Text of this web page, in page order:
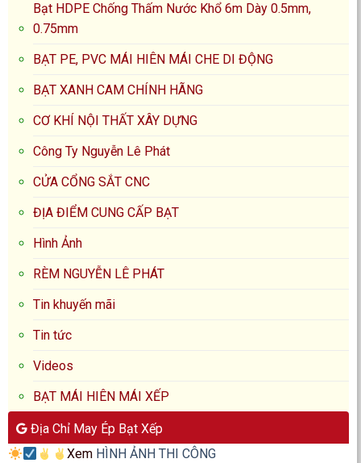
Bạt HDPE Chống Thấm Nước Khổ 6m Dày 0.5mm,
0.75mm
BẠT PE, PVC MÁI HIÊN MÁI CHE DI ĐỘNG
BẠT XANH CAM CHÍNH HÃNG
CƠ KHÍ NỘI THẤT XÂY DỰNG
Công Ty Nguyễn Lê Phát
CỬA CỔNG SẮT CNC
ĐỊA ĐIỂM CUNG CẤP BẠT
Hình Ảnh
RÈM NGUYỄN LÊ PHÁT
Tin khuyến mãi
Tin tức
Videos
BẠT MÁI HIÊN MÁI XẾP
Địa Chỉ May Ép Bạt Xếp
Xem HÌNH ẢNH THI CÔNG